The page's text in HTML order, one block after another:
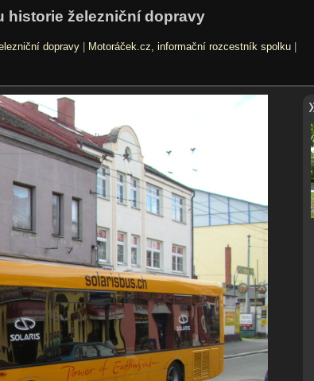
historie železniční dopravy
dopravy| Motoráček.cz, informační rozcestník spolku|